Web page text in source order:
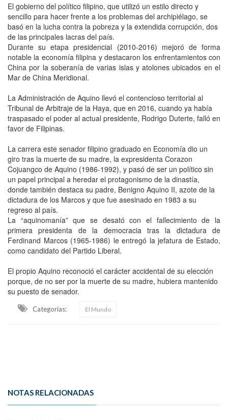
El gobierno del político filipino, que utilizó un estilo directo y
sencillo para hacer frente a los problemas del archipiélago, se
basó en la lucha contra la pobreza y la extendida corrupción, dos
de las principales lacras del país.
Durante su etapa presidencial (2010-2016) mejoró de forma
notable la economía filipina y destacaron los enfrentamientos con
China por la soberanía de varias islas y atolones ubicados en el
Mar de China Meridional.
La Administración de Aquino llevó el contencioso territorial al
Tribunal de Arbitraje de la Haya, que en 2016, cuando ya había
traspasado el poder al actual presidente, Rodrigo Duterte, falló en
favor de Filipinas.
La carrera este senador filipino graduado en Economía dio un
giro tras la muerte de su madre, la expresidenta Corazon
Cojuangco de Aquino (1986-1992), y pasó de ser un político sin
un papel principal a heredar el protagonismo de la dinastía,
donde también destaca su padre, Benigno Aquino II, azote de la
dictadura de los Marcos y que fue asesinado en 1983 a su
regreso al país.
La “aquinomanía” que se desató con el fallecimiento de la
primera presidenta de la democracia tras la dictadura de
Ferdinand Marcos (1965-1986) le entregó la jefatura de Estado,
como candidato del Partido Liberal.
El propio Aquino reconoció el carácter accidental de su elección
porque, de no ser por la muerte de su madre, hubiera mantenido
su puesto de senador.
Categorias: El Mundo
NOTAS RELACIONADAS